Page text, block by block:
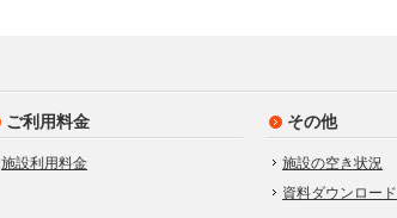
ご利用料金
施設利用料金
その他
施設の空き状況
資料ダウンロード